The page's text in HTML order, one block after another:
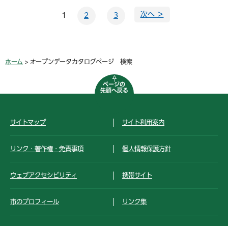
1 2 3 次へ ＞
ホーム > オープンデータカタログページ 検索
ページの
先頭へ戻る
サイトマップ サイト利用案内
リンク・著作権・免責事項 個人情報保護方針
ウェブアクセシビリティ 携帯サイト
市のプロフィール リンク集